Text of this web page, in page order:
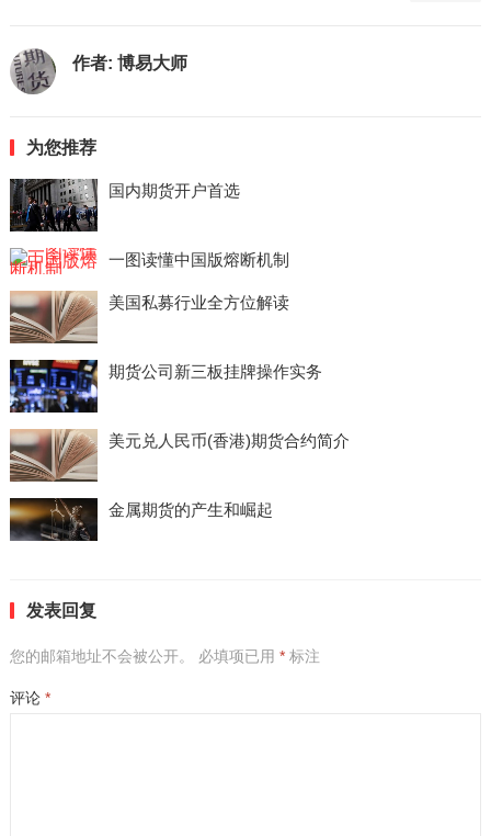
作者: 博易大师
为您推荐
国内期货开户首选
一图读懂中国版熔断机制
美国私募行业全方位解读
期货公司新三板挂牌操作实务
美元兑人民币(香港)期货合约简介
金属期货的产生和崛起
发表回复
您的邮箱地址不会被公开。 必填项已用 *标注
评论 *